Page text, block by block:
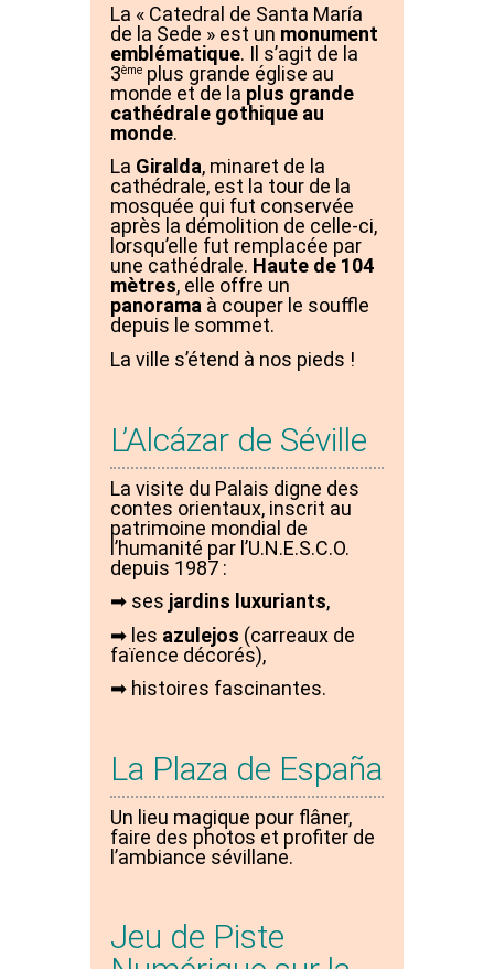
La « Catedral de Santa María
de la Sede » est un monument
emblématique. Il s’agit de la
3ème plus grande église au
monde et de la plus grande
cathédrale gothique au
monde.
La Giralda, minaret de la
cathédrale, est la tour de la
mosquée qui fut conservée
après la démolition de celle-ci,
lorsqu’elle fut remplacée par
une cathédrale. Haute de 104
mètres, elle offre un
panorama à couper le souffle
depuis le sommet.
La ville s’étend à nos pieds !
L’Alcázar de Séville
La visite du Palais digne des
contes orientaux, inscrit au
patrimoine mondial de
l’humanité par l’U.N.E.S.C.O.
depuis 1987 :
➡ ses jardins luxuriants,
➡ les azulejos (carreaux de
faïence décorés),
➡ histoires fascinantes.
La Plaza de España
Un lieu magique pour flâner,
faire des photos et profiter de
l’ambiance sévillane.
Jeu de Piste